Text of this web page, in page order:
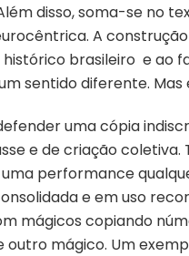
disso, soma-se no
A
brasileiro e ao
sentido diferente.
uma cópia
e de criação
performance
e em uso
mágicos copiando
outro mágico. Um